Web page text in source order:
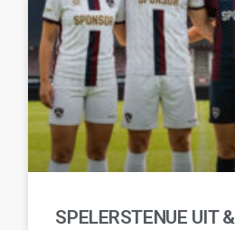
SPELERSTENUE UIT